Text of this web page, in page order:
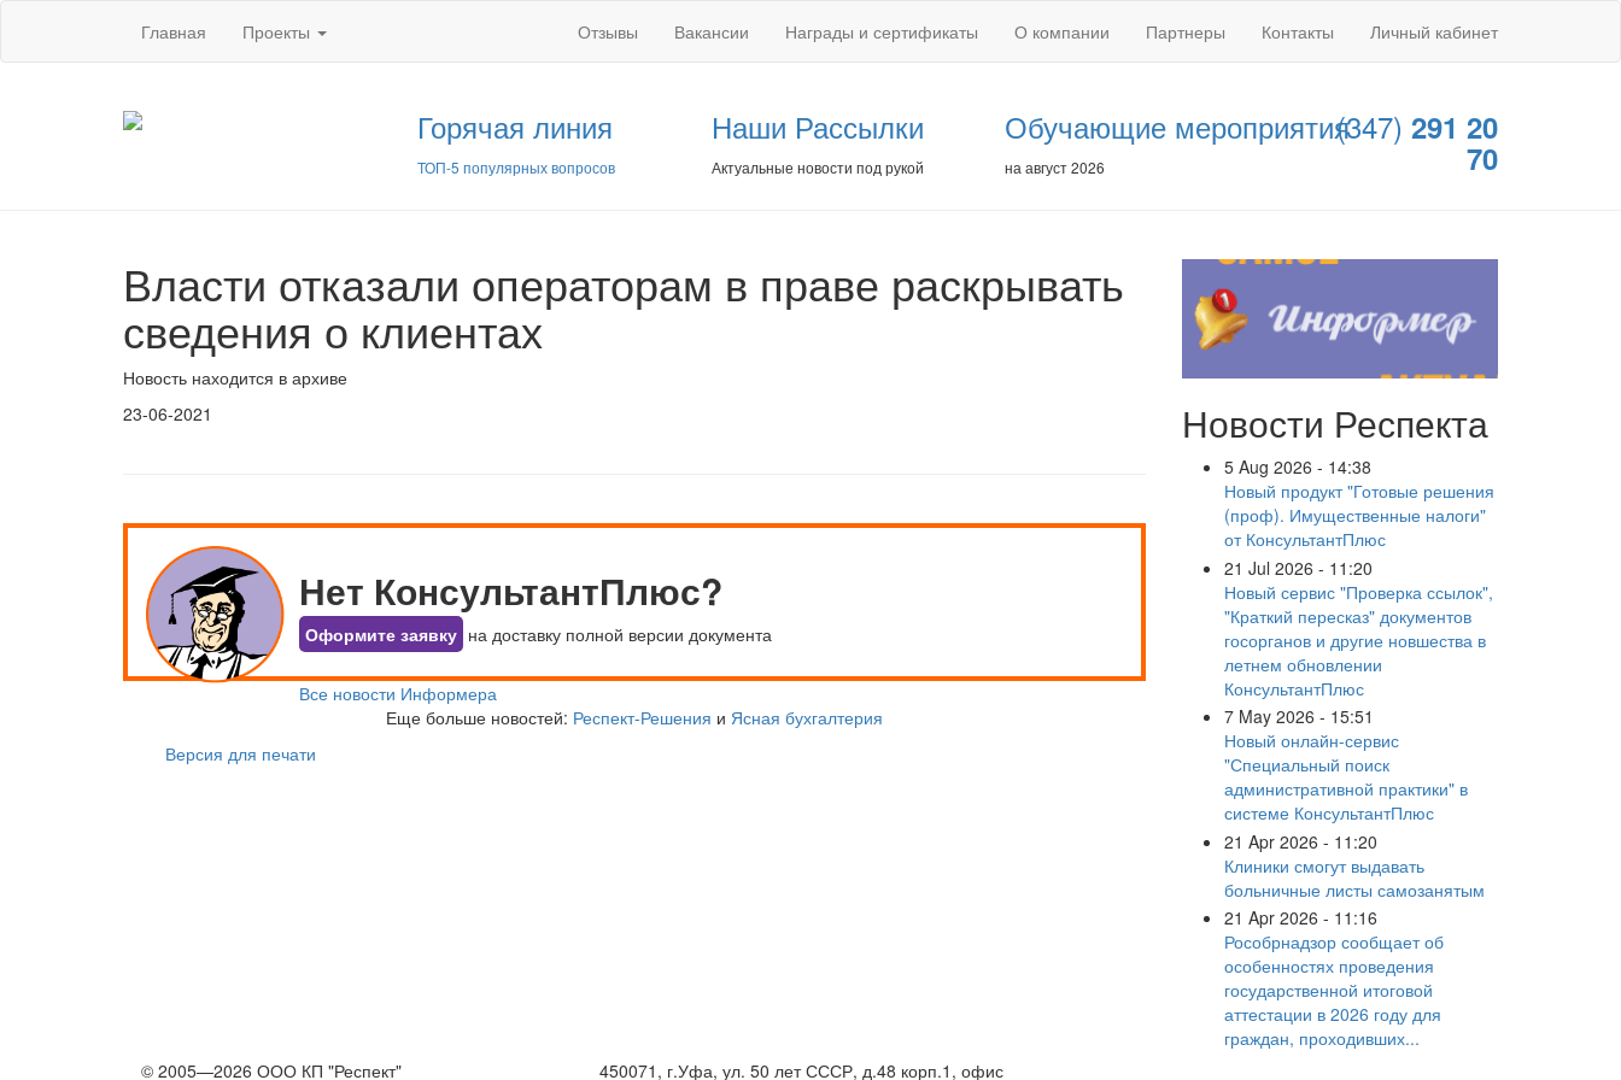
Главная Проекты Отзывы Вакансии Награды и сертификаты О компании Партнеры Контакты Личный кабинет
Горячая линия
ТОП-5 популярных вопросов
Наши Рассылки
Актуальные новости под рукой
Обучающие мероприятия
на август 2026
(347) 291 20
70
Власти отказали операторам в праве раскрывать
сведения о клиентах
Новость находится в архиве
23-06-2021
Нет КонсультантПлюс?
Оформите заявку на доставку полной версии документа
Все новости Информера
Еще больше новостей: Респект-Решения и Ясная бухгалтерия
Версия для печати
Новости Респекта
5 Aug 2026 - 14:38
Новый продукт "Готовые решения
(проф). Имущественные налоги"
от КонсультантПлюс
21 Jul 2026 - 11:20
Новый сервис "Проверка ссылок",
"Краткий пересказ" документов
госорганов и другие новшества в
летнем обновлении
КонсультантПлюс
7 May 2026 - 15:51
Новый онлайн-сервис
"Специальный поиск
административной практики" в
системе КонсультантПлюс
21 Apr 2026 - 11:20
Клиники смогут выдавать
больничные листы самозанятым
21 Apr 2026 - 11:16
Рособрнадзор сообщает об
особенностях проведения
государственной итоговой
аттестации в 2026 году для
граждан, проходивших...
© 2005—2026 ООО КП "Респект"
450071, г.Уфа, ул. 50 лет СССР, д.48 корп.1, офис